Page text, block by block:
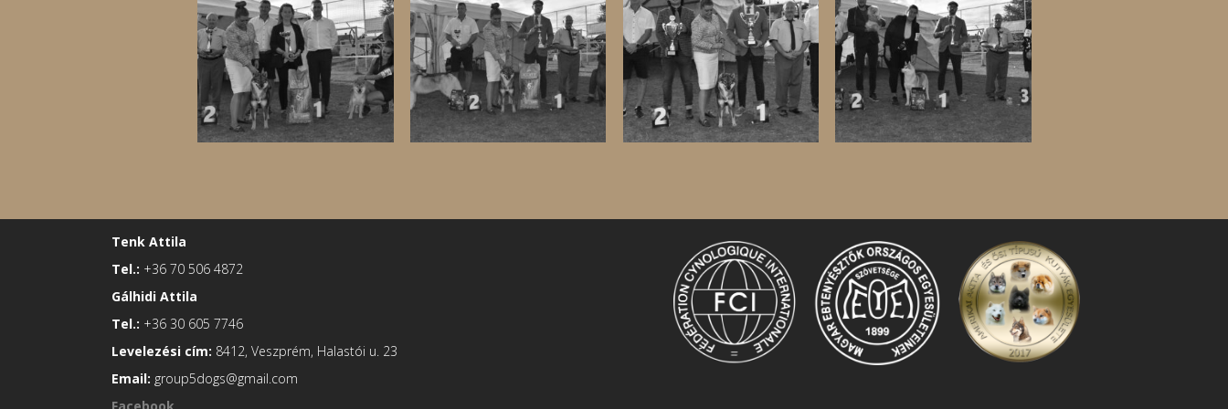
Tenk Attila
Tel.: +36 70 506 4872
Gálhidi Attila
Tel.: +36 30 605 7746
Levelezési cím: 8412, Veszprém, Halastói u. 23
Email: group5dogs@gmail.com
Facebook